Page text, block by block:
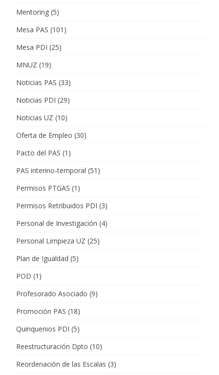
Mentoring (5)
Mesa PAS (101)
Mesa PDI (25)
MNUZ (19)
Noticias PAS (33)
Noticias PDI (29)
Noticias UZ (10)
Oferta de Empleo (30)
Pacto del PAS (1)
PAS interino-temporal (51)
Permisos PTGAS (1)
Permisos Retribuidos PDI (3)
Personal de Investigación (4)
Personal Limpieza UZ (25)
Plan de Igualdad (5)
POD (1)
Profesorado Asociado (9)
Promoción PAS (18)
Quinquenios PDI (5)
Reestructuración Dpto (10)
Reordenación de las Escalas (3)